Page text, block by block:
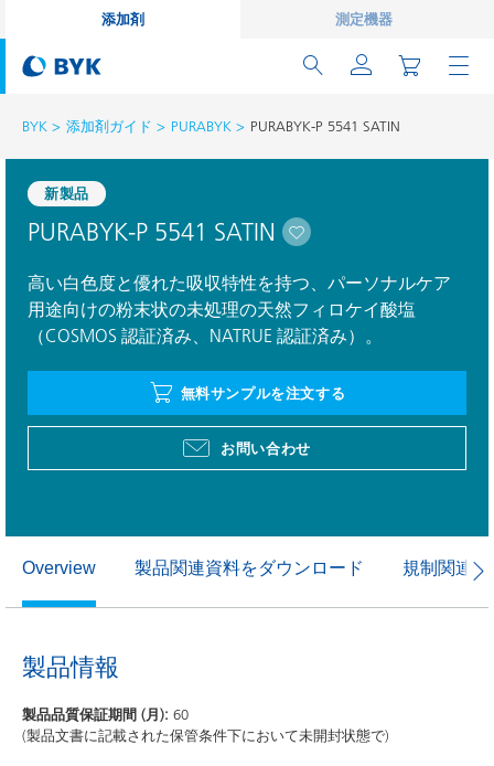
添加剤 測定機器
BYK 添加剤ガイド PURABYK PURABYK-P 5541 SATIN
新製品
PURABYK-P 5541 SATIN
高い白色度と優れた吸収特性を持つ、パーソナルケア
用途向けの粉末状の未処理の天然フィロケイ酸塩
（COSMOS 認証済み、NATRUE 認証済み）。
無料サンプルを注文する
お問い合わせ
Overview 製品関連資料をダウンロード 規制関連
製品情報
製品品質保証期間 (月): 60
(製品文書に記載された保管条件下において未開封状態で)